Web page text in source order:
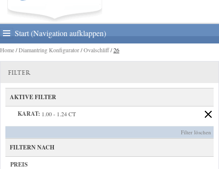
Start (Navigation aufklappen)
Home/Diamantring Konfigurator/Ovalschliff/26
FILTER
AKTIVE FILTER
KARAT: 1.00 - 1.24 CT
Filter löschen
FILTERN NACH
PREIS